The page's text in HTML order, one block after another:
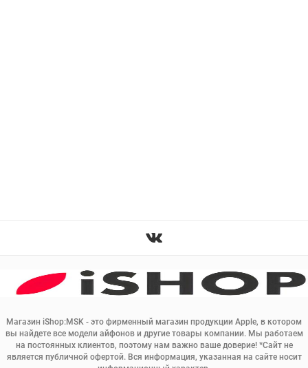
Магазин iShop:MSK - это фирменный магазин продукции Apple, в котором
вы найдете все модели айфонов и другие товары компании. Мы работаем
на постоянных клиентов, поэтому нам важно ваше доверие! *Сайт не
является публичной офертой. Вся информация, указанная на сайте носит